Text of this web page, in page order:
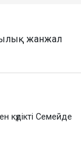
жанжал
күдікті Семейде